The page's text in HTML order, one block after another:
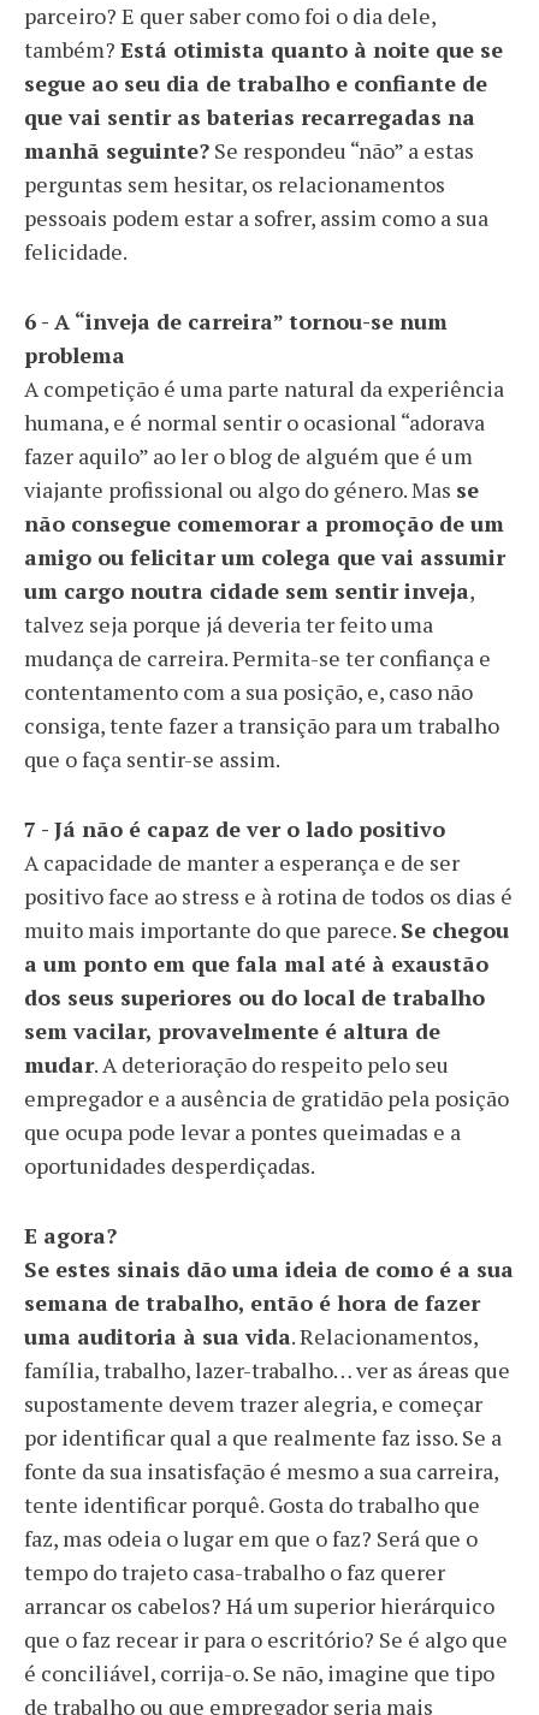
parceiro? E quer saber como foi o dia dele,
também? Está otimista quanto à noite que se
segue ao seu dia de trabalho e confiante de
que vai sentir as baterias recarregadas na
manhã seguinte? Se respondeu “não” a estas
perguntas sem hesitar, os relacionamentos
pessoais podem estar a sofrer, assim como a sua
felicidade.
6 - A “inveja de carreira” tornou-se num
problema
A competição é uma parte natural da experiência
humana, e é normal sentir o ocasional “adorava
fazer aquilo” ao ler o blog de alguém que é um
viajante profissional ou algo do género. Mas se
não consegue comemorar a promoção de um
amigo ou felicitar um colega que vai assumir
um cargo noutra cidade sem sentir inveja,
talvez seja porque já deveria ter feito uma
mudança de carreira. Permita-se ter confiança e
contentamento com a sua posição, e, caso não
consiga, tente fazer a transição para um trabalho
que o faça sentir-se assim.
7 - Já não é capaz de ver o lado positivo
A capacidade de manter a esperança e de ser
positivo face ao stress e à rotina de todos os dias é
muito mais importante do que parece. Se chegou
a um ponto em que fala mal até à exaustão
dos seus superiores ou do local de trabalho
sem vacilar, provavelmente é altura de
mudar. A deterioração do respeito pelo seu
empregador e a ausência de gratidão pela posição
que ocupa pode levar a pontes queimadas e a
oportunidades desperdiçadas.
E agora?
Se estes sinais dão uma ideia de como é a sua
semana de trabalho, então é hora de fazer
uma auditoria à sua vida. Relacionamentos,
família, trabalho, lazer-trabalho… ver as áreas que
supostamente devem trazer alegria, e começar
por identificar qual a que realmente faz isso. Se a
fonte da sua insatisfação é mesmo a sua carreira,
tente identificar porquê. Gosta do trabalho que
faz, mas odeia o lugar em que o faz? Será que o
tempo do trajeto casa-trabalho o faz querer
arrancar os cabelos? Há um superior hierárquico
que o faz recear ir para o escritório? Se é algo que
é conciliável, corrija-o. Se não, imagine que tipo
de trabalho ou que empregador seria mais